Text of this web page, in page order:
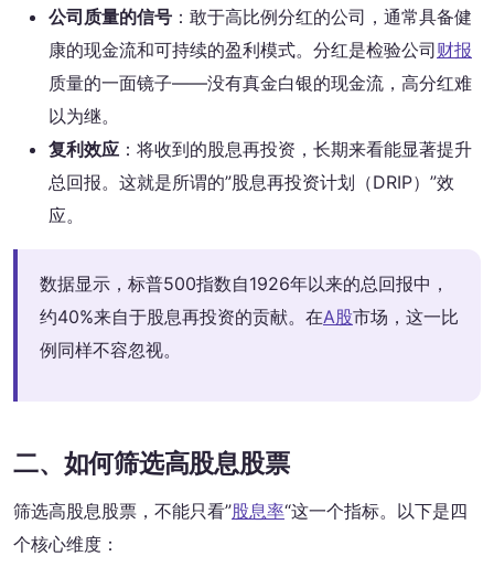
公司质量的信号 ：敢于高比例分红的公司，通常具备健
康的现金流和可持续的盈利模式。分红是检验公司财报
质量的一面镜子——没有真金白银的现金流，高分红难
以为继。
复利效应 ：将收到的股息再投资，长期来看能显著提升
总回报。这就是所谓的”股息再投资计划（DRIP）”效
应。
数据显示，标普500指数自1926年以来的总回报中，
约40%来自于股息再投资的贡献。在A股市场，这一比
例同样不容忽视。
二、如何筛选高股息股票
筛选高股息股票，不能只看”股息率“这一个指标。以下是四
个核心维度：